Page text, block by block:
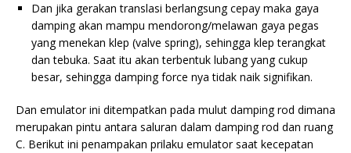
Dan jika gerakan translasi berlangsung cepay maka gaya
damping akan mampu mendorong/melawan gaya pegas
yang menekan klep (valve spring), sehingga klep terangkat
dan tebuka. Saat itu akan terbentuk lubang yang cukup
besar, sehingga damping force nya tidak naik signifikan.
Dan emulator ini ditempatkan pada mulut damping rod dimana
merupakan pintu antara saluran dalam damping rod dan ruang
C. Berikut ini penampakan prilaku emulator saat kecepatan